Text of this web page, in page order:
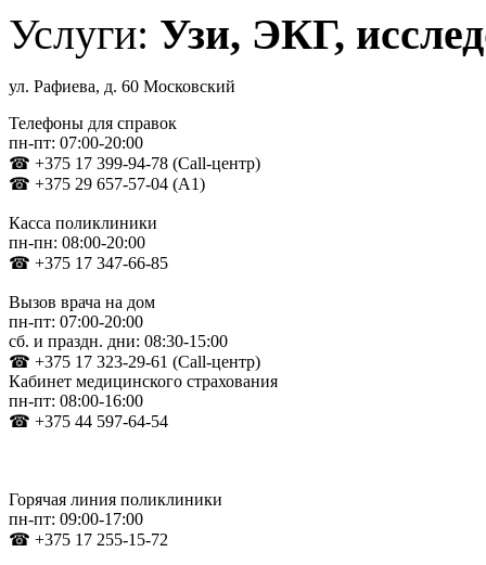
Услуги: Узи, ЭКГ,
ул. Рафиева, д. 60 Московский
Телефоны для справок
пн-пт: 07:00-20:00
☎ +375 17 399-94-78 (Сall-центр)
☎ +375 29 657-57-04 (A1)
Касса поликлиники
пн-пн: 08:00-20:00
☎ +375 17 347-66-85
Вызов врача на дом
пн-пт: 07:00-20:00
сб. и праздн. дни: 08:30-15:00
☎ +375 17 323-29-61 (Сall-центр)
Кабинет медицинского страхования
пн-пт: 08:00-16:00
☎ +375 44 597-64-54
Горячая линия поликлиники
пн-пт: 09:00-17:00
☎ +375 17 255-15-72